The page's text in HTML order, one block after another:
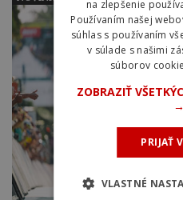
na zlepšenie
Používaním našej
súhlas s používaním
v súlade s našimi
súborov
ZOBRAZIŤ
→
PRIJAŤ
VLASTNÉ